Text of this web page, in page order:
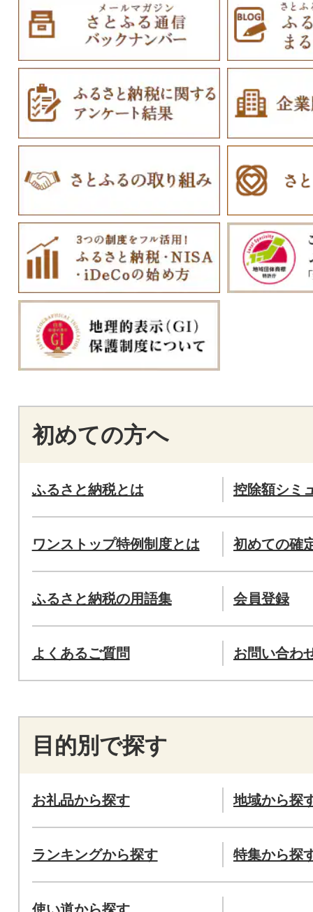
初めての方へ
ふるさと納税とは 控除額シミ
ワンストップ特例制度とは 初めての確
ふるさと納税の用語集 会員登録
よくあるご質問 お問い合わ
目的別で探す
お礼品から探す 地域から探
ランキングから探す 特集から探